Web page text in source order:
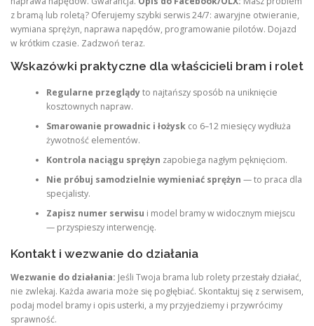
z bramą lub roletą? Oferujemy szybki serwis 24/7: awaryjne otwieranie,
wymiana sprężyn, naprawa napędów, programowanie pilotów. Dojazd
w krótkim czasie. Zadzwoń teraz.
Wskazówki praktyczne dla właścicieli bram i rolet
Regularne przeglądyto najtańszy sposób na uniknięcie
kosztownych napraw.
Smarowanie prowadnic i łożyskco 6–12 miesięcy wydłuża
żywotność elementów.
Kontrola naciągu sprężyn zapobiega nagłym pęknięciom.
Nie próbuj samodzielnie wymieniać sprężyn — to praca dla
specjalisty.
Zapisz numer serwisu i model bramy w widocznym miejscu
— przyspieszy interwencję.
Kontakt i wezwanie do działania
Wezwanie do działania: Jeśli Twoja brama lub rolety przestały działać,
nie zwlekaj. Każda awaria może się pogłębiać. Skontaktuj się z serwisem,
podaj model bramy i opis usterki, a my przyjedziemy i przywrócimy
sprawność.